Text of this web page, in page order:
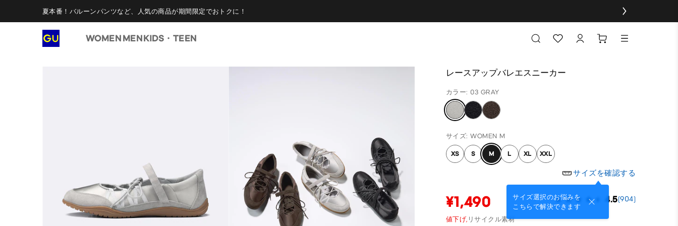
夏本番！バルーンパンツなど、人気の商品が期間限定でおトクに！
WOMEN MENKIDS・TEEN
レースアップバレエスニーカー
カラー: 03 GRAY
サイズ: WOMEN M
XS S M L XL XXL
サイズを確認する
サイズ選択のお悩みを
こちらで解決できます
¥1,490 4.5(904)
値下げ, リサイクル素材